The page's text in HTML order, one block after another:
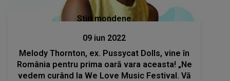
Stiri mondene
09 iun 2022
Melody Thornton, ex. Pussycat Dolls, vine în
România pentru prima oară vara aceasta! „Ne
vedem curând la We Love Music Festival. Vă